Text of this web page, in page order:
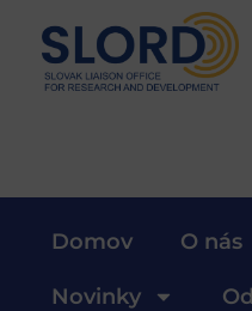
Domov O nás
Novinky